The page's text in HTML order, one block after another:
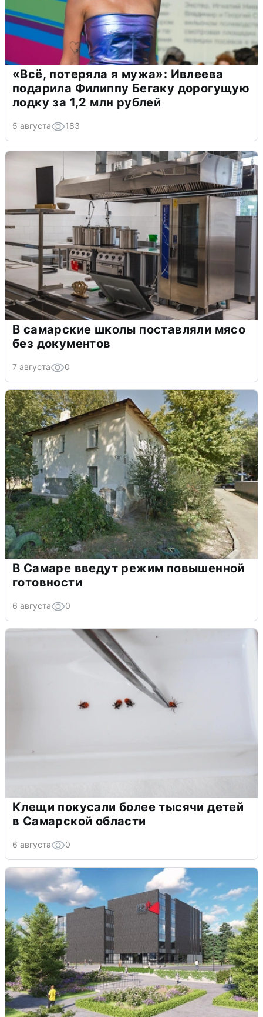
«Всё, потеряла я мужа»: Ивлеева
подарила Филиппу Бегаку дорогущую
лодку за 1,2 млн рублей
5 августа 183
В самарские школы поставляли мясо
без документов
7 августа 0
В Самаре введут режим повышенной
готовности
6 августа 0
Клещи покусали более тысячи детей
в Самарской области
6 августа 0